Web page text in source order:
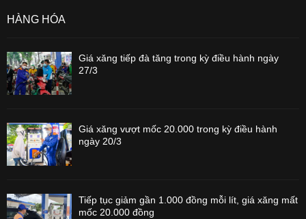
HÀNG HÓA
Giá xăng tiếp đà tăng trong kỳ điều hành ngày
27/3
Giá xăng vượt mốc 20.000 trong kỳ điều hành
ngày 20/3
Tiếp tục giảm gần 1.000 đồng mỗi lít, giá xăng mất
mốc 20.000 đồng